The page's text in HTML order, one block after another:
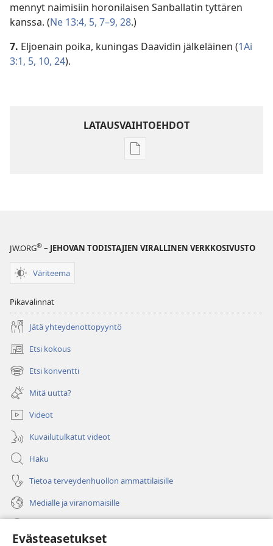
Evästeasetukset
mennyt naimisiin horonilaisen Sanballatin tyttären
kanssa. (Ne 13:4, 5, 7–9, 28.)
7. Eljoenain poika, kuningas Daavidin jälkeläinen (1Ai
3:1, 5, 10, 24).
LATAUSVAIHTOEHDOT
Julkaisujen
JW.ORG® – JEHOVAN TODISTAJIEN VIRALLINEN VERKKOSIVUSTO
Väriteema
Pikavalinnat
Jätä yhteydenottopyyntö
Etsi kokous
(avaa
uuden
ikkunan)
Etsi konventti
(avaa
uuden
ikkunan)
Mitä uutta?
Videot
Kuvailutulkatut videot
Haku
Tietoa terveydenhuollon ammattilaisille
Medialle ja viranomaisille